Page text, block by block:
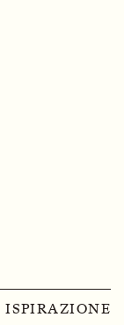
ISPIRAZIONE